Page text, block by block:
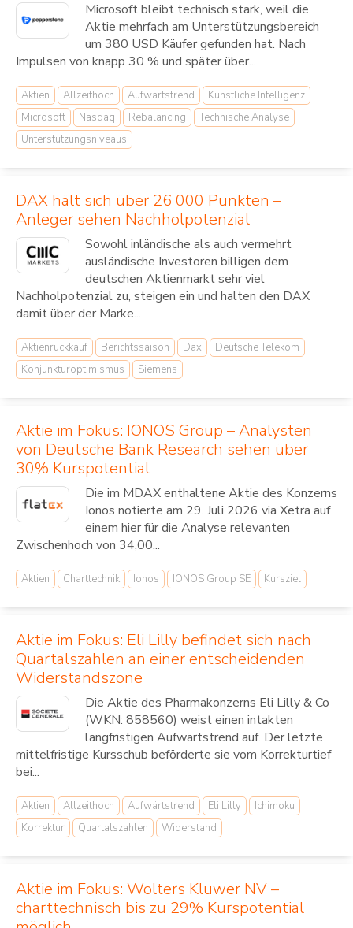
Microsoft bleibt technisch stark, weil die
Aktie mehrfach am Unterstützungsbereich
um 380 USD Käufer gefunden hat. Nach
Impulsen von knapp 30 % und später über...
Aktien Allzeithoch Aufwärtstrend
Künstliche Intelligenz
Microsoft
Nasdaq Rebalancing
Technische Analyse
Unterstützungsniveaus
DAX hält sich über 26 000 Punkten –
Anleger sehen Nachholpotenzial
Sowohl inländische als auch vermehrt
ausländische Investoren billigen dem
deutschen Aktienmarkt sehr viel
Nachholpotenzial zu, steigen ein und halten den DAX
damit über der Marke...
Aktienrückkauf Berichtssaison Dax
Deutsche Telekom
Konjunkturoptimismus
Siemens
Aktie im Fokus: IONOS Group – Analysten
von Deutsche Bank Research sehen über
30% Kurspotential
Die im MDAX enthaltene Aktie des Konzerns
Ionos notierte am 29. Juli 2026 via Xetra auf
einem hier für die Analyse relevanten
Zwischenhoch von 34,00...
Aktien Charttechnik Ionos IONOS Group SE Kursziel
Aktie im Fokus: Eli Lilly befindet sich nach
Quartalszahlen an einer entscheidenden
Widerstandszone
Die Aktie des Pharmakonzerns Eli Lilly & Co
(WKN: 858560) weist einen intakten
langfristigen Aufwärtstrend auf. Der letzte
mittelfristige Kursschub beförderte sie vom Korrekturtief
bei...
Aktien Allzeithoch Aufwärtstrend Eli Lilly
Ichimoku
Korrektur
Quartalszahlen Widerstand
Aktie im Fokus: Wolters Kluwer NV –
charttechnisch bis zu 29% Kurspotential